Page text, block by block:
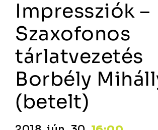
Impressziók –
Szaxofonos
tárlatvezetés
Borbély
(betelt)